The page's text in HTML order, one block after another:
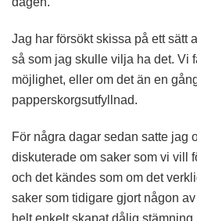
Jag har försökt skissa på ett sätt
så som jag skulle vilja ha det. Vi
möjlighet, eller om det än en
papperskorgsutfyllnad.
För några dagar sedan satte jag
diskuterade om saker som vi vill
och det kändes som om det
saker som tidigare gjort någon
helt enkelt skapat dålig